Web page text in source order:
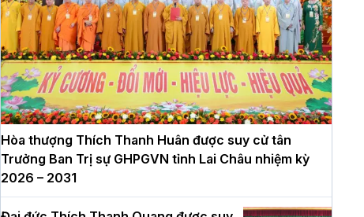
Hòa thượng Thích Thanh Huân được suy cử tân
Trưởng Ban Trị sự GHPGVN tỉnh Lai Châu nhiệm kỳ
2026 – 2031